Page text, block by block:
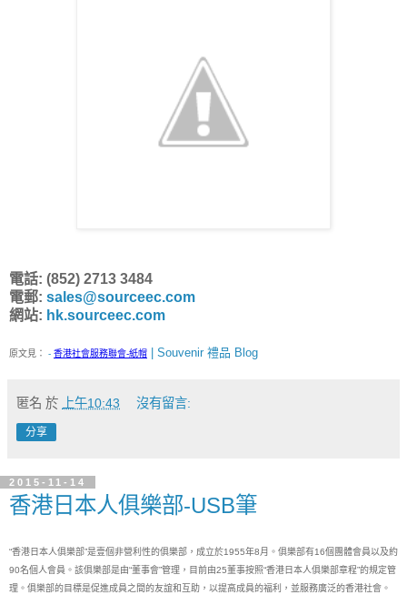
電話: (852) 2713 3484
電郵: sales@sourceec.com
網站: hk.sourceec.com
原文見： - 香港社會服務聯會-紙帽 | Souvenir 禮品 Blog
匿名 於 上午10:43 沒有留言:
分享
2015-11-14
香港日本人俱樂部-USB筆
“香港日本人俱樂部”是壹個非營利性的俱樂部，成立於1955年8月。俱樂部有16個團體會員以及約
90名個人會員。該俱樂部是由“董事會”管理，目前由25董事按照“香港日本人俱樂部章程”的規定管
理。俱樂部的目標是促進成員之間的友誼和互助，以提高成員的福利，並服務廣泛的香港社會。